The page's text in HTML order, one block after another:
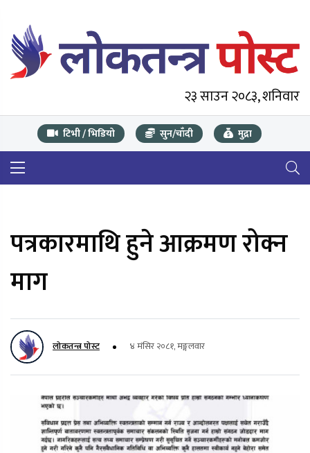
२३ साउन २०८३, शनिवार
टिभी / भिडियो सुन/चाँदी मुद्रा
पत्रकारमाथि हुने आक्रमण रोक्न
माग
लोकतन्त्र पोस्ट ४ मंसिर २०८१, मङ्गलवार